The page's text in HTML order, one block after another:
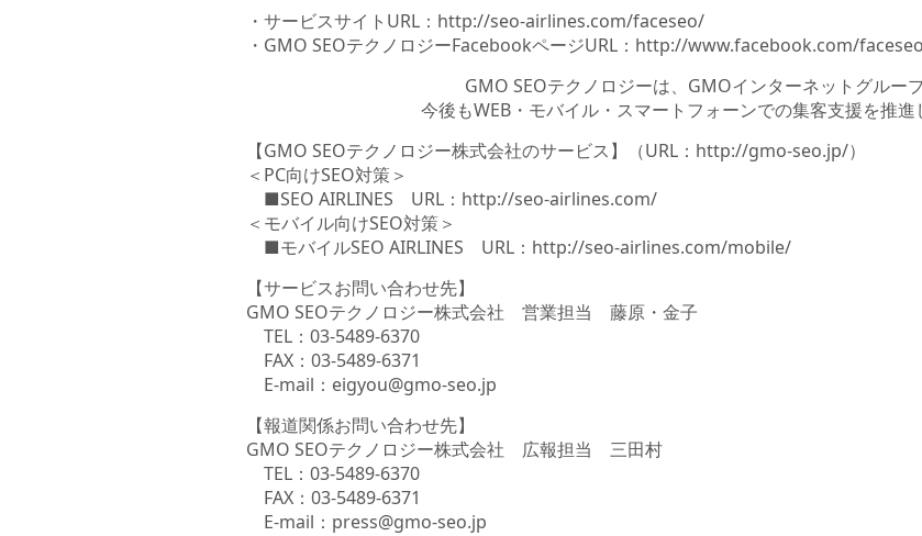
・サービスサイトURL： http://seo-airlines.com/faceseo/
・GMO SEOテクノロジーFacebookページURL： http://www.facebook.com/
GMO SEOテクノロジーは、GMOインターネットグループ
今後もWEB・モバイル・スマートフォーンでの集客支援を推進
【GMO SEOテクノロジー株式会社のサービス】（URL： http://gmo-seo.jp/）
＜PC向けSEO対策＞
■SEO AIRLINES URL： http://seo-airlines.com/
＜モバイル向けSEO対策＞
■モバイルSEO AIRLINES URL： http://seo-airlines.com/mobile/
【サービスお問い合わせ先】
GMO SEOテクノロジー株式会社 営業担当 藤原・金子
TEL：03-5489-6370
FAX：03-5489-6371
E-mail：eigyou@gmo-seo.jp
【報道関係お問い合わせ先】
GMO SEOテクノロジー株式会社 広報担当 三田村
TEL：03-5489-6370
FAX：03-5489-6371
E-mail：press@gmo-seo.jp